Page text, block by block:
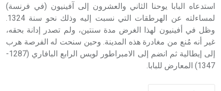
استدعاه البابا يوحنا الثاني والعشرون إلى آفينيون (في فرنسة)
لمساءلته عن الهرطقات التي نسبت إليه وذلك نحو سنة 1324.
وظل في أفينيون لهذا الغرض مدة سنتين، ولم تصدر إدانة بحقه،
غير أنه مُنع من مغادرة هذه المدينة. وحين سنحت له الفرصة هرب
إلى إيطالية ثم انضم إلى الامبراطور لويس الرابع البافاري (1287-
1347) المعارض للبابا.